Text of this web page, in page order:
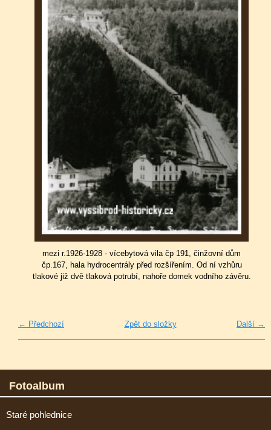
mezi r.1926-1928 - vícebytová vila čp 191, činžovní dům
čp.167, hala hydrocentrály před rozšířením. Od ní vzhůru
tlakové již dvě tlaková potrubí, nahoře domek vodního závěru.
← Předchozí Další →
Zpět do složky
Fotoalbum
Staré pohlednice